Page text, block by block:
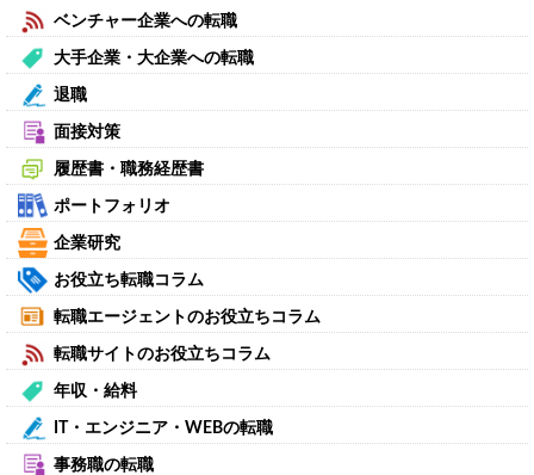
ベンチャー企業への転職
大手企業・大企業への転職
退職
面接対策
履歴書・職務経歴書
ポートフォリオ
企業研究
お役立ち転職コラム
転職エージェントのお役立ちコラム
転職サイトのお役立ちコラム
年収・給料
IT・エンジニア・WEBの転職
事務職の転職